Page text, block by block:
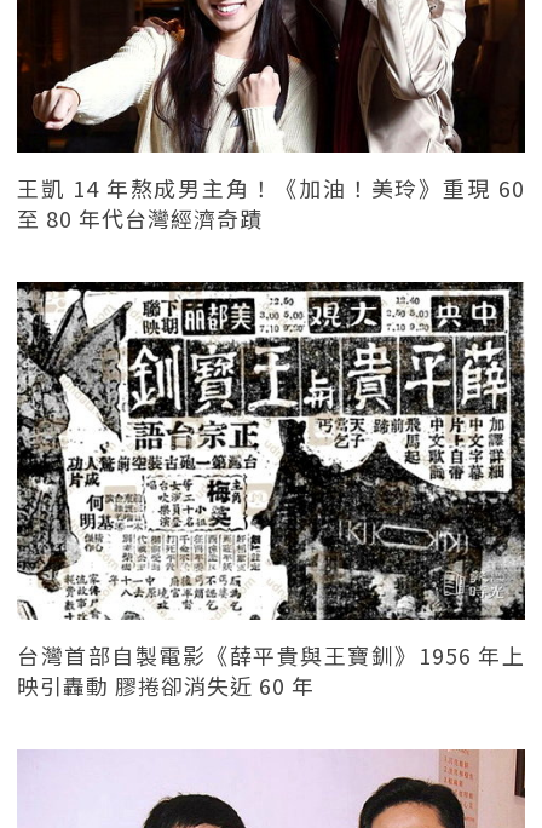
王凱 14 年熬成男主角！《加油！美玲》重現 60
至 80 年代台灣經濟奇蹟
台灣首部自製電影《薛平貴與王寶釧》1956 年上
映引轟動 膠捲卻消失近 60 年